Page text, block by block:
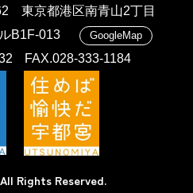
東京都港区南青山2丁目
B1F-013
GoogleMap
FAX.028-333-1184
Rights Reserved.